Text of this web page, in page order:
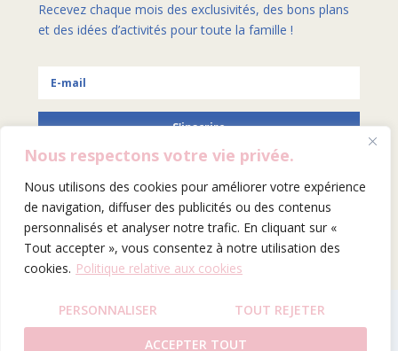
Nous respectons votre vie privée.
Nous utilisons des cookies pour améliorer votre expérience
de navigation, diffuser des publicités ou des contenus
personnalisés et analyser notre trafic. En cliquant sur «
Tout accepter », vous consentez à notre utilisation des
cookies. Politique relative aux cookies
PERSONNALISER TOUT REJETER
ACCEPTER TOUT
Recevez chaque mois des exclusivités, des bons plans
et des idées d’activités pour toute la famille !
S'inscrire
SITE BY HELENA GALLAIS